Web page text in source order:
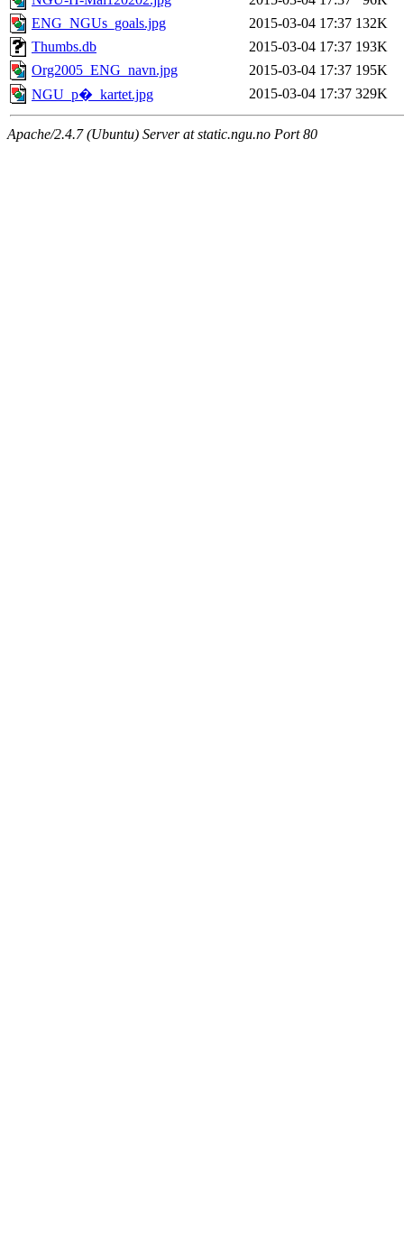
ENG_NGUs_goals.jpg
2015-03-04 17:37 132K
Thumbs.db
2015-03-04 17:37 193K
Org2005_ENG_navn.jpg
2015-03-04 17:37 195K
NGU_p�_kartet.jpg
2015-03-04 17:37 329K
Apache/2.4.7 (Ubuntu) Server at static.ngu.no Port 80